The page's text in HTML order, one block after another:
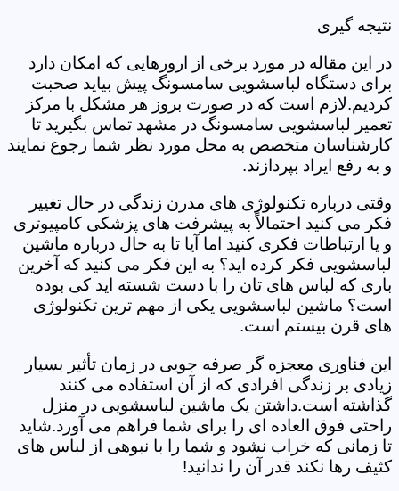
نتیجه گیری
در این مقاله در مورد برخی از ارورهایی که امکان دارد
برای دستگاه لباسشویی سامسونگ پیش بیاید صحبت
کردیم.لازم است که در صورت بروز هر مشکل با مرکز
تعمیر لباسشویی سامسونگ در مشهد تماس بگیرید تا
کارشناسان متخصص به محل مورد نظر شما رجوع نمایند
و به رفع ایراد بپردازند.
وقتی درباره تکنولوژی های مدرن زندگی در حال تغییر
فکر می کنید احتمالاً به پیشرفت های پزشکی کامپیوتری
و یا ارتباطات فکری کنید اما آیا تا به حال درباره ماشین
لباسشویی فکر کرده اید؟ به این فکر می کنید که آخرین
باری که لباس های تان را با دست شسته اید کی بوده
است؟ ماشین لباسشویی یکی از مهم ترین تکنولوژی
های قرن بیستم است.
این فناوری معجزه گر صرفه جویی در زمان تأثیر بسیار
زیادی بر زندگی افرادی که از آن استفاده می کنند
گذاشته است.داشتن یک ماشین لباسشویی در منزل
راحتی فوق العاده ای را برای شما فراهم می آورد.شاید
تا زمانی که خراب نشود و شما را با نبوهی از لباس های
کثیف رها نکند قدر آن را ندانید!